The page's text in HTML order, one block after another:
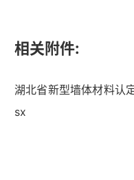
相关附件:
湖北省新型墙体材料认
sx